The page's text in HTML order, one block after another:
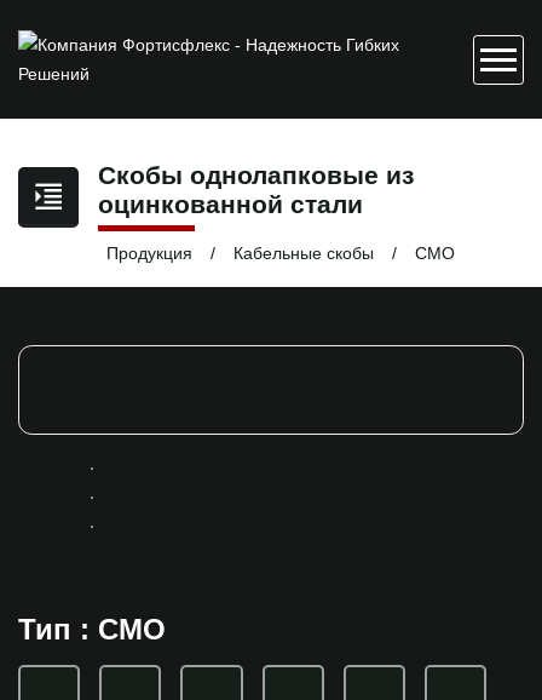
Скобы однолапковые из
оцинкованной стали
Продукция Кабельные скобы СМО
Тип : СМО